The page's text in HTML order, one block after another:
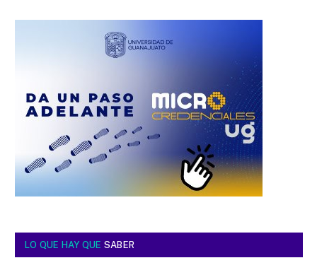
LO QUE HAY QUE SABER